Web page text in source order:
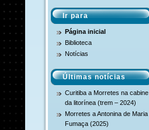
Ir para
Página inicial
Biblioteca
Notícias
Últimas notícias
Curitiba a Morretes na cabine
da litorínea (trem – 2024)
Morretes a Antonina de Maria
Fumaça (2025)